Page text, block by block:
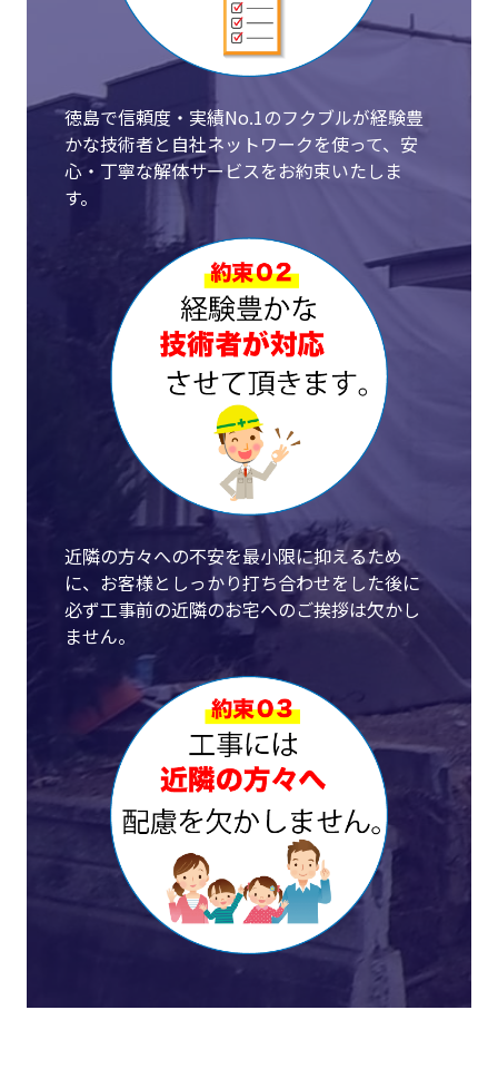
徳島で信頼度・実績No.1のフクブルが経験豊
かな技術者と自社ネットワークを使って、安
心・丁寧な解体サービスをお約束いたしま
す。
近隣の方々への不安を最小限に抑えるため
に、お客様としっかり打ち合わせをした後に
必ず工事前の近隣のお宅へのご挨拶は欠かし
ません。